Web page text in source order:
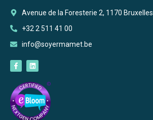
Avenue de la Foresterie 2, 1170 Bruxelles
+32 2 511 41 00
info@soyermamet.be